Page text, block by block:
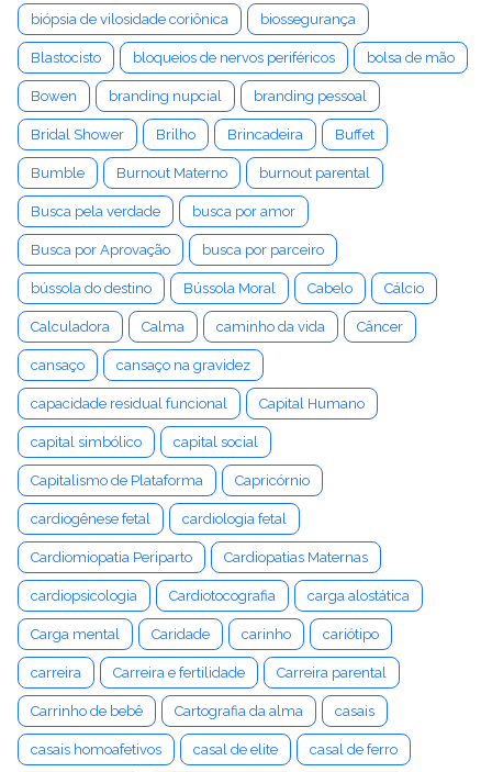
biópsia de vilosidade coriônica biossegurança
Blastocisto bloqueios de nervos periféricos bolsa de mão
Bowen branding nupcial branding pessoal
Bridal Shower Brilho Brincadeira Buffet
Bumble Burnout Materno burnout parental
Busca pela verdade busca por amor
Busca por Aprovação busca por parceiro
bússola do destino Bússola Moral Cabelo Cálcio
Calculadora Calma caminho da vida Câncer
cansaço cansaço na gravidez
capacidade residual funcional Capital Humano
capital simbólico capital social
Capitalismo de Plataforma Capricórnio
cardiogênese fetal cardiologia fetal
Cardiomiopatia Periparto Cardiopatias Maternas
cardiopsicologia Cardiotocografia carga alostática
Carga mental Caridade carinho cariótipo
carreira Carreira e fertilidade Carreira parental
Carrinho de bebê Cartografia da alma casais
casais homoafetivos casal de elite casal de ferro